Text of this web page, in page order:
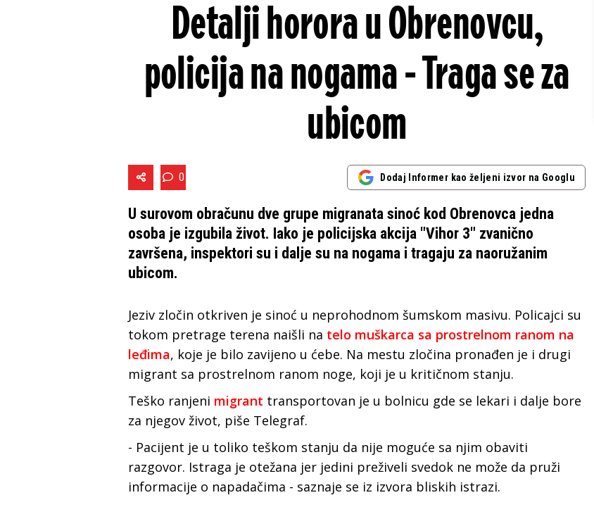
Detalji horora u Obrenovcu,
policija na nogama - Traga se za
ubicom
0 Dodaj Informer kao željeni izvor na Googlu
U surovom obračunu dve grupe migranata sinoć kod Obrenovca jedna
osoba je izgubila život. Iako je policijska akcija "Vihor 3" zvanično
završena, inspektori su i dalje su na nogama i tragaju za naoružanim
ubicom.
Jeziv zločin otkriven je sinoć u neprohodnom šumskom masivu. Policajci su
tokom pretrage terena naišli na telo muškarca sa prostrelnom ranom na
leđima, koje je bilo zavijeno u ćebe. Na mestu zločina pronađen je i drugi
migrant sa prostrelnom ranom noge, koji je u kritičnom stanju.
Teško ranjeni migrant transportovan je u bolnicu gde se lekari i dalje bore
za njegov život, piše Telegraf.
- Pacijent je u toliko teškom stanju da nije moguće sa njim obaviti
razgovor. Istraga je otežana jer jedini preživeli svedok ne može da pruži
informacije o napadačima - saznaje se iz izvora bliskih istrazi.